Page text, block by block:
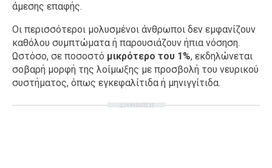
άμεσης επαφής.
Οι περισσότεροι μολυσμένοι άνθρωποι δεν εμφανίζουν
καθόλου συμπτώματα ή παρουσιάζουν ήπια νόσηση.
Ωστόσο, σε ποσοστό μικρότερο του 1%, εκδηλώνεται
σοβαρή μορφή της λοίμωξης με προσβολή του νευρικού
συστήματος, όπως εγκεφαλίτιδα ή μηνιγγίτιδα.
ΔΙΑΦΗΜΙΣΗ